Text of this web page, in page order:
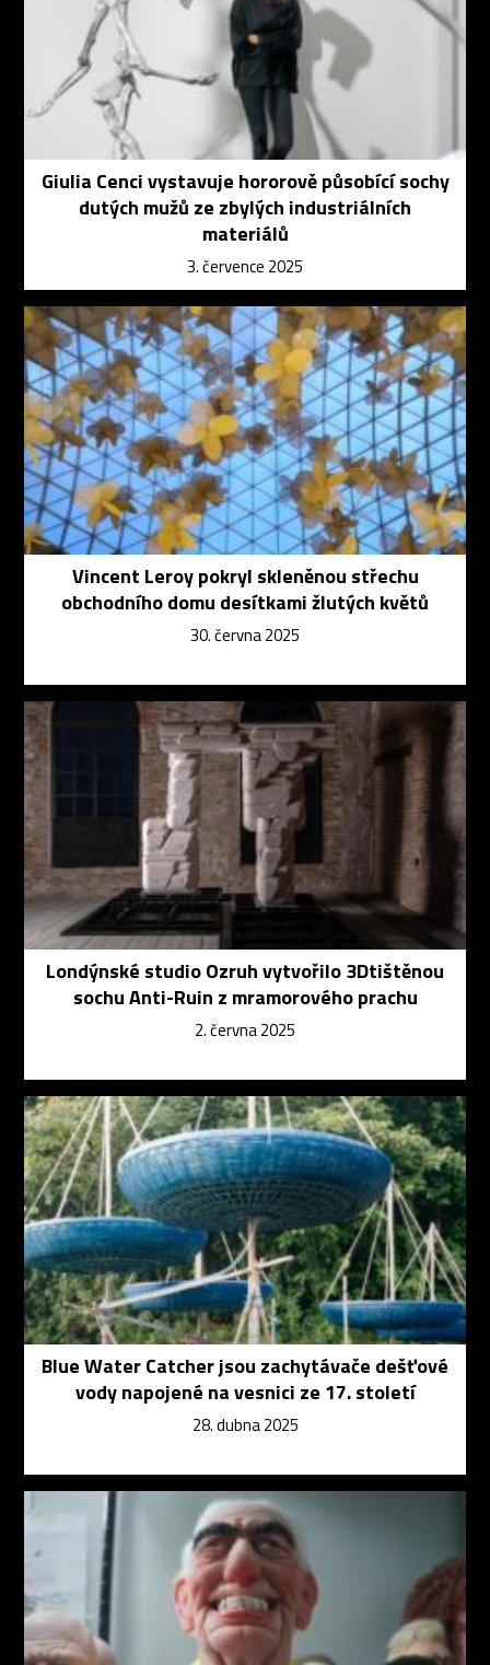
Giulia Cenci vystavuje hororově působící sochy
dutých mužů ze zbylých industriálních
materiálů
3. července 2025
Vincent Leroy pokryl skleněnou střechu
obchodního domu desítkami žlutých květů
30. června 2025
Londýnské studio Ozruh vytvořilo 3Dtištěnou
sochu Anti-Ruin z mramorového prachu
2. června 2025
Blue Water Catcher jsou zachytávače dešťové
vody napojené na vesnici ze 17. století
28. dubna 2025